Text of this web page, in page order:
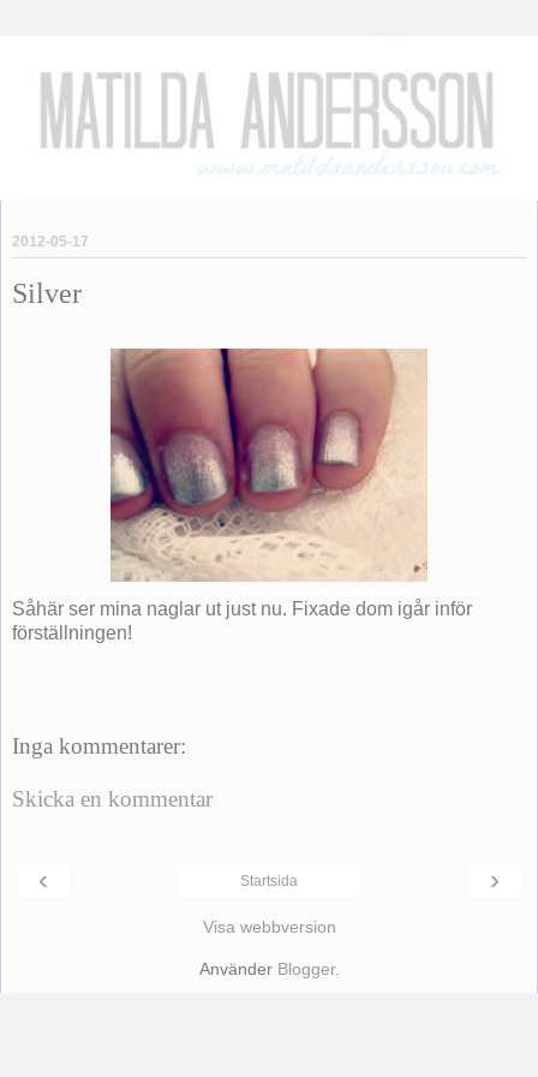
2012-05-17
Silver
Såhär ser mina naglar ut just nu. Fixade dom igår inför
förställningen!
Inga kommentarer:
Skicka en kommentar
‹ ›
Startsida
Visa webbversion
Använder Blogger.